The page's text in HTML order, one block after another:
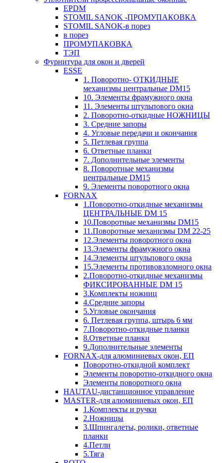
EPDM
STOMIL SANOK -ПРОМУПАКОВКА
STOMIL SANOK-в порез
в порез
ПРОМУПАКОВКА
ТЭП
Фурнитура для окон и дверей
ESSE
1. Поворотно- ОТКИДНЫЕ
механизмы центральные DM15
10. Элементы фрамужного окна
11. Элементы штульпового окна
2. Поворотно-откидные НОЖНИЦЫ
3. Средние запоры
4. Угловые передачи и окончания
5. Петлевая группа
6. Ответные планки
7. Дополнительные элементы
8. Поворотные механизмы
центральные DM15
9. Элементы поворотного окна
FORNAX
1.Поворотно-откидные механизмы
ЦЕНТРАЛЬНЫЕ DM 15
10.Поворотные механизмы DM15
11.Поворотные механизмы DM 22-25
12.Элементы поворотного окна
13.Элементы фрамужного окна
14.Элементы штульпового окна
15.Элементы противовзломного окна
2.Поворотно-откидные механизмы
ФИКСИРОВАННЫЕ DM 15
3.Комплекты ножниц
4.Средние запоры
5.Угловые окончания
6. Петлевая группа, штырь 6 мм
7.Поворотно-откидные планки
8.Ответные планки
9.Дополнительные элементы
FORNAX-для алюминиевых окон, ЕП
Поворотно-откидной комплект
Элементы поворотно-откидного окна
Элементы поворотного окна
HAUTAU-дистанционное управление
MASTER-для алюминиевых окон, ЕП
1.Комплекты и ручки
2.Ножницы
3.Шпингалеты, ролики, ответные
планки
4.Петли
5.Тяга